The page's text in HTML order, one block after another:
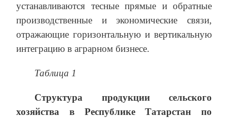
устанавливаются тесные прямые и обратные
производственные и экономические связи,
отражающие горизонтальную и вертикальную
интеграцию в аграрном бизнесе.
Таблица 1
Структура продукции сельского
хозяйства в Республике Татарстан по